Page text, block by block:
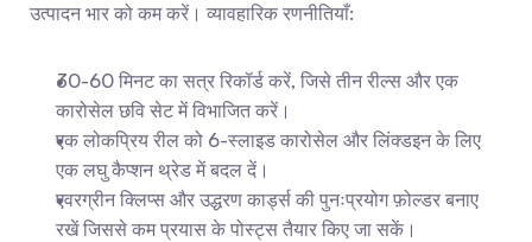
उत्पादन भार को कम करें। व्यावहारिक रणनीतियाँ:
30-60 मिनट का सत्र रिकॉर्ड करें, जिसे तीन रील्स और एक
कारोसेल छवि सेट में विभाजित करें।
एक लोकप्रिय रील को 6-स्लाइड कारोसेल और लिंक्डइन के लिए
एक लघु कैप्शन थ्रेड में बदल दें।
एवरग्रीन क्लिप्स और उद्धरण कार्ड्स की पुनःप्रयोग फ़ोल्डर बनाए
रखें जिससे कम प्रयास के पोस्ट्स तैयार किए जा सकें।